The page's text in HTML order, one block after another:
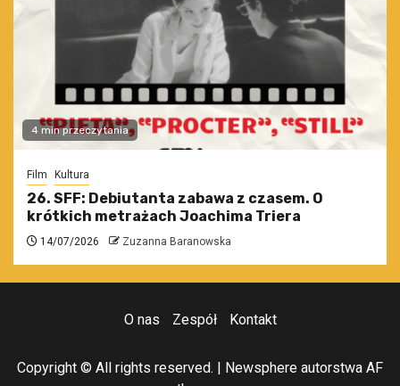
4 min przeczytania
Film Kultura
26. SFF: Debiutanta zabawa z czasem. O
krótkich metrażach Joachima Triera
14/07/2026 Zuzanna Baranowska
O nas Zespół Kontakt
Copyright © All rights reserved. Newsphere autorstwa AF